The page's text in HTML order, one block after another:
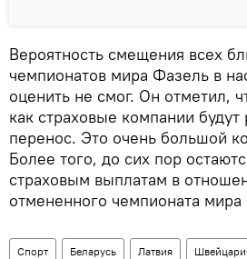
Вероятность смещения всех
чемпионатов мира Фазель в
оценить не смог. Он отметил,
как страховые компании будут
перенос. Это очень большой
Более того, до сих пор
страховым выплатам в
отмененного чемпионата
Спорт Беларусь Латвия